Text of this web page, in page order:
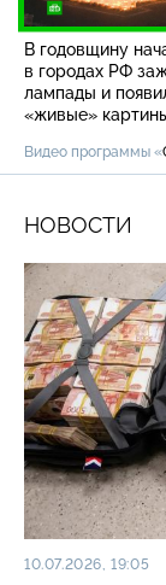
В годовщину
в городах РФ
лампады и
«живые»
Видео программы «
НОВОСТИ
10.07.2026, 19:05